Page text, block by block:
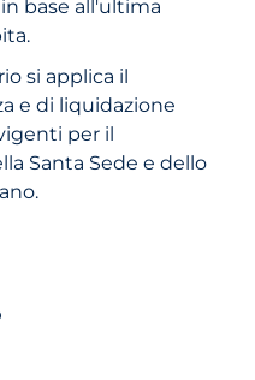
base all'ultima
si applica il
e di liquidazione
per il
Santa Sede e dello